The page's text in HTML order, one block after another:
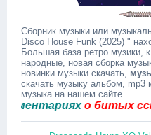
Сборник музыки или
Disco House Funk (2025) "
Большая база ретро музики,
народные, новая сборка
новинки музыки скачать,
скачать музыку альбом, mp3
музыка на нашем сайте
о битых